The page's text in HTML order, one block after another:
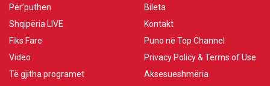
Për’puthen
Shqipëria LIVE
Fiks Fare
Video
Të gjitha programet
Bileta
Kontakt
Puno në Top Channel
Privacy Policy & Terms of Use
Aksesueshmëria